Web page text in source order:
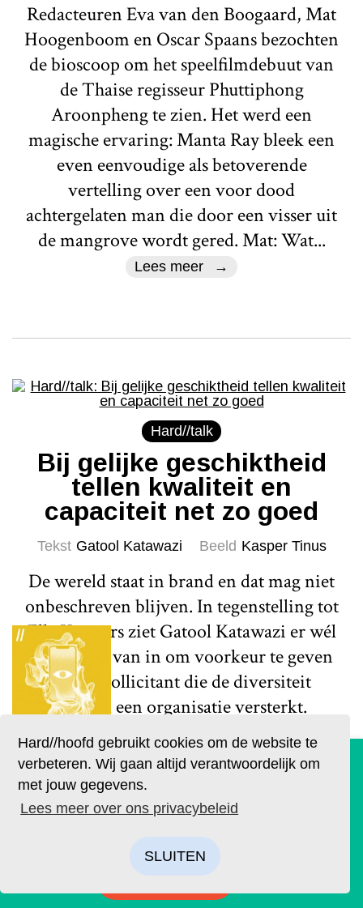
Hard//hoofd gebruikt cookies om de website te
verbeteren. Wij gaan altijd verantwoordelijk om
met jouw gegevens.
Lees meer over ons privacybeleid
SLUITEN
Redacteuren Eva van den Boogaard, Mat
Hoogenboom en Oscar Spaans bezochten
de bioscoop om het speelfilmdebuut van
de Thaise regisseur Phuttiphong
Aroonpheng te zien. Het werd een
magische ervaring: Manta Ray bleek een
even eenvoudige als betoverende
vertelling over een voor dood
achtergelaten man die door een visser uit
de mangrove wordt gered. Mat: Wat...
Lees meer
Hard//talk
Bij gelijke geschiktheid
tellen kwaliteit en
capaciteit net zo goed
Tekst Gatool Katawazi Beeld Kasper Tinus
De wereld staat in brand en dat mag niet
onbeschreven blijven. In tegenstelling tot
Ella Kuijpers ziet Gatool Katawazi er wél
het belang van in om voorkeur te geven
aan de sollicitant die de diversiteit
binnen een organisatie versterkt.
Afgelopen zomer schreef Ella Kuijpers
een Hard//talk waarin zij pleit tegen
positieve discriminatie in
sollicitatieprocedures. Juist...
De geruchten zijn waar. Lees Hard//hoofd nu ook op
papier!
Bestel op tijd je eigen exemplaar van de eerste editie, met
als thema: ‘Ik’. We hebben drie covers ontworpen. Kies je